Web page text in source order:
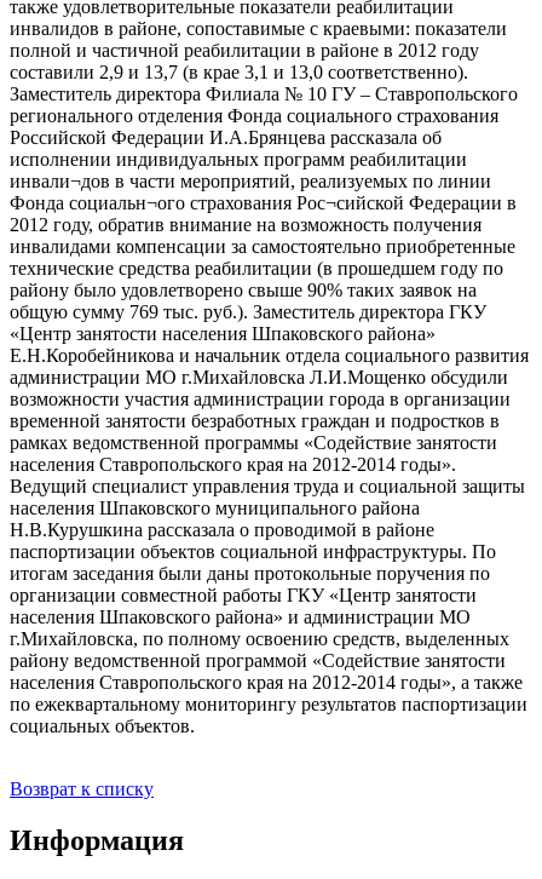
также удовлетворительные показатели реабилитации
инвалидов в районе, сопоставимые с краевыми: показатели
полной и частичной реабилитации в районе в 2012 году
составили 2,9 и 13,7 (в крае 3,1 и 13,0 соответственно).
Заместитель директора Филиала № 10 ГУ – Ставропольского
регионального отделения Фонда социального страхования
Российской Федерации И.А.Брянцева рассказала об
исполнении индивидуальных программ реабилитации
инвали¬дов в части мероприятий, реализуемых по линии
Фонда социальн¬ого страхования Рос¬сийской Федерации в
2012 году, обратив внимание на возможность получения
инвалидами компенсации за самостоятельно приобретенные
технические средства реабилитации (в прошедшем году по
району было удовлетворено свыше 90% таких заявок на
общую сумму 769 тыс. руб.). Заместитель директора ГКУ
«Центр занятости населения Шпаковского района»
Е.Н.Коробейникова и начальник отдела социального развития
администрации МО г.Михайловска Л.И.Мощенко обсудили
возможности участия администрации города в организации
временной занятости безработных граждан и подростков в
рамках ведомственной программы «Содействие занятости
населения Ставропольского края на 2012-2014 годы».
Ведущий специалист управления труда и социальной защиты
населения Шпаковского муниципального района
Н.В.Курушкина рассказала о проводимой в районе
паспортизации объектов социальной инфраструктуры. По
итогам заседания были даны протокольные поручения по
организации совместной работы ГКУ «Центр занятости
населения Шпаковского района» и администрации МО
г.Михайловска, по полному освоению средств, выделенных
району ведомственной программой «Содействие занятости
населения Ставропольского края на 2012-2014 годы», а также
по ежеквартальному мониторингу результатов паспортизации
социальных объектов.
Возврат к списку
Информация